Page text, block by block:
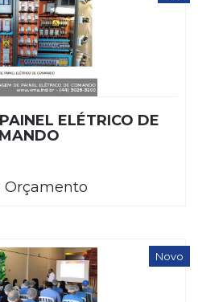
ELÉTRICO DE
Orçamento
Novo